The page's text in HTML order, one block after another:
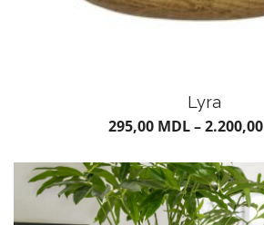
Lyra
295,00 MDL–2.200,00